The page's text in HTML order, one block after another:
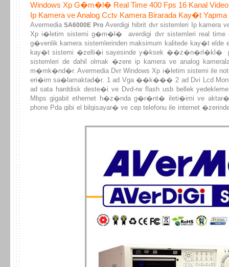
Windows Xp G�m�l� Real Time 400 Fps 16 Kanal Video
Ip Kamera ve Analog Cctv Kamera Birarada Kay�t
AvermediaSA6000E Pro Averdigi hibrit dvr sistemleri Ip kamera
Xp i�letim sistemi g�m�l� averdigi dvr sistemleri real time
g�venlik kamera sistemlerinden maksimum kalitede kay�t
kay�t sistemi �zelli�i sayesinde y�ksek ��z�n�rl�kl�
sistemleri de dahil olmak �zere ip kamera ve analog
m�mk�nd�r. Avermedia Dvr Windows Xp i�letim sistemi ile
eri�im sa�lamaktad�r. 1 ad Vga ��k��� 2 ad Dvi Lcd
ad sata harddisk deste�i ve Dvd-rw flash usb bellek
Mbps gigabit ethernet h�z�nda g�r�nt� ileti�imi ve
phone Pda gibi el bilgisayar� ve cep telefonu ile internet